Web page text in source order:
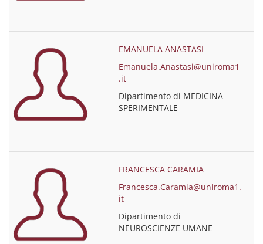
EMANUELA ANASTASI
Emanuela.Anastasi@uniroma1
.it
Dipartimento di MEDICINA
SPERIMENTALE
FRANCESCA CARAMIA
Francesca.Caramia@uniroma1.
it
Dipartimento di
NEUROSCIENZE UMANE